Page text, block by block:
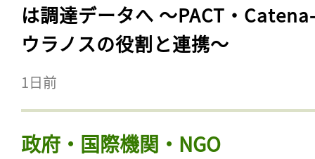
は調達データへ 〜PACT・
ウラノスの役割と連携〜
1日前
政府・国際機関・NGO